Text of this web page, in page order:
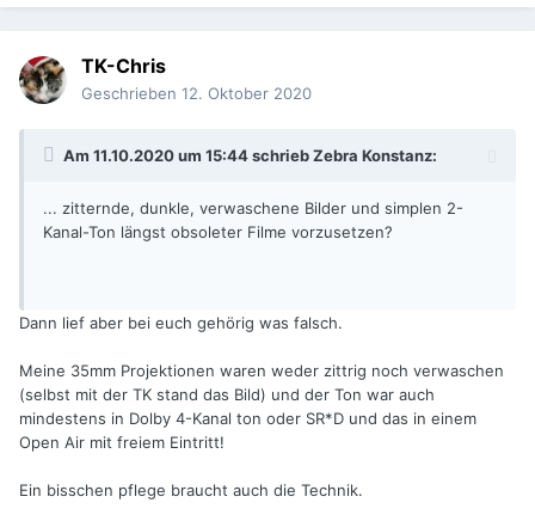
TK-Chris
Geschrieben 12. Oktober 2020
Am 11.10.2020 um 15:44 schriebZebra Konstanz:
... zitternde, dunkle, verwaschene Bilder und simplen 2-
Kanal-Ton längst obsoleter Filme vorzusetzen?
Dann lief aber bei euch gehörig was falsch.
Meine 35mm Projektionen waren weder zittrig noch verwaschen
(selbst mit der TK stand das Bild) und der Ton war auch
mindestens in Dolby 4-Kanal ton oder SR*D und das in einem
Open Air mit freiem Eintritt!
Ein bisschen pflege braucht auch die Technik.